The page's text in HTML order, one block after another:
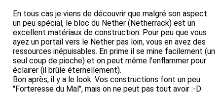
En tous cas je viens de découvrir que malgré son aspect
un peu spécial, le bloc du Nether (Netherrack) est un
excellent matériaux de construction: Pour peu que vous
ayez un portail vers le Nether pas loin, vous en avez des
ressources inépuisables. En prime il se mine facilement (un
seul coup de pioche) et on peut même l'enflammer pour
éclairer (il brûle éternellement).
Bon après, il y a le look: Vos constructions font un peu
"Forteresse du Mal", mais on ne peut pas tout avoir :-D